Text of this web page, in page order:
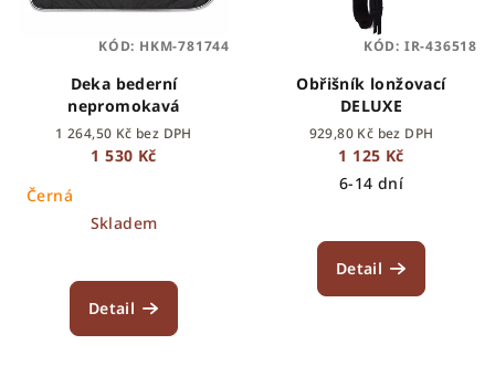
Deka bederní
nepromokavá
1 264,50 Kč bez DPH
1 530 Kč
Černá
Skladem
Detail
KÓD: HKM-781744
Obřišník lonžovací
DELUXE
929,80 Kč bez DPH
1 125 Kč
6-14 dní
Detail
KÓD: IR-436518